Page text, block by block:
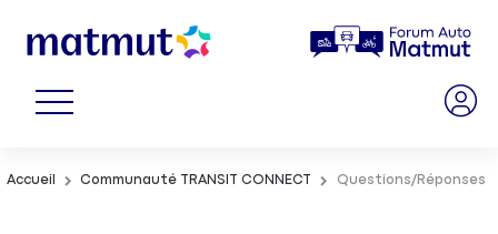
Accueil Communauté TRANSIT CONNECT Questions/Réponses